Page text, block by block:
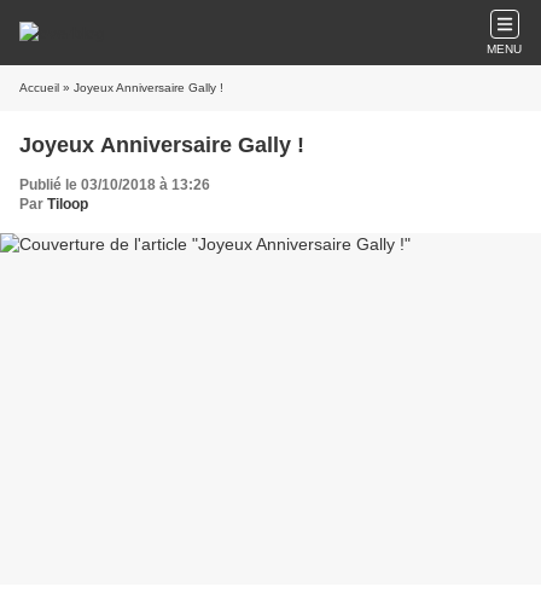
MENU
Accueil » Joyeux Anniversaire Gally !
Joyeux Anniversaire Gally !
Publié le 03/10/2018 à 13:26
Par Tiloop